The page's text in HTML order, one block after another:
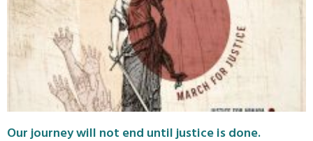
Our journey will not end until justice is done.